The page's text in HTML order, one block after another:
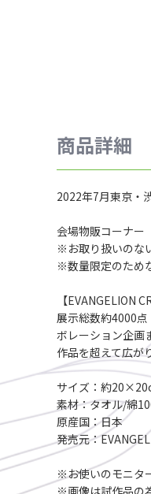
商品詳細
2022年7月東京・
会場物販コーナー
※お取り扱いのな
※数量限定のため
【EVANGELION
展示総数約4000
ボレーション企画
作品を超えて広が
サイズ：約
素材：タオル/綿
原産国：日本
発売元：
※お使いのモニタ
※画像は試作品の